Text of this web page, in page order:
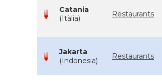
Catania
(Itàlia)
Restaurants
Jakarta
(Indonesia)
Restaurants